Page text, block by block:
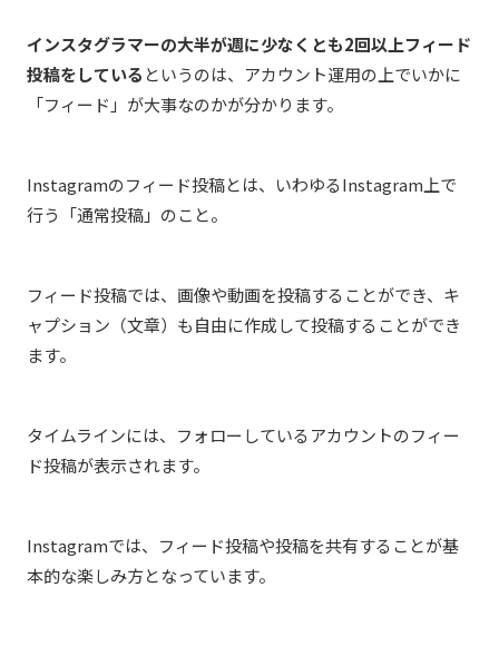
インスタグラマーの大半が週に少なくとも2回以上フィード
投稿をしている というのは、アカウント運用の上でいかに
「フィード」が大事なのかが分かります。
Instagramのフィード投稿とは、いわゆるInstagram上で
行う「通常投稿」のこと。
フィード投稿では、画像や動画を投稿することができ、キ
ャプション（文章）も自由に作成して投稿することができ
ます。
タイムラインには、フォローしているアカウントのフィー
ド投稿が表示されます。
Instagramでは、フィード投稿や投稿を共有することが基
本的な楽しみ方となっています。